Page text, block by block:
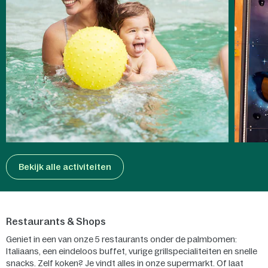
Bekijk alle activiteiten
Restaurants & Shops
Geniet in een van onze 5 restaurants onder de palmbomen:
Italiaans, een eindeloos buffet, vurige grillspecialiteiten en snelle
snacks. Zelf koken? Je vindt alles in onze supermarkt. Of laat